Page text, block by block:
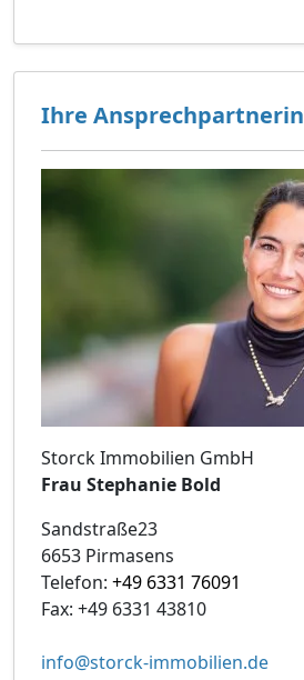
Ihre Ansprechpartnerin
Storck Immobilien GmbH
Frau Stephanie Bold
Sandstraße23
6653 Pirmasens
Telefon: +49 6331 76091
Fax: +49 6331 43810
info@storck-immobilien.de